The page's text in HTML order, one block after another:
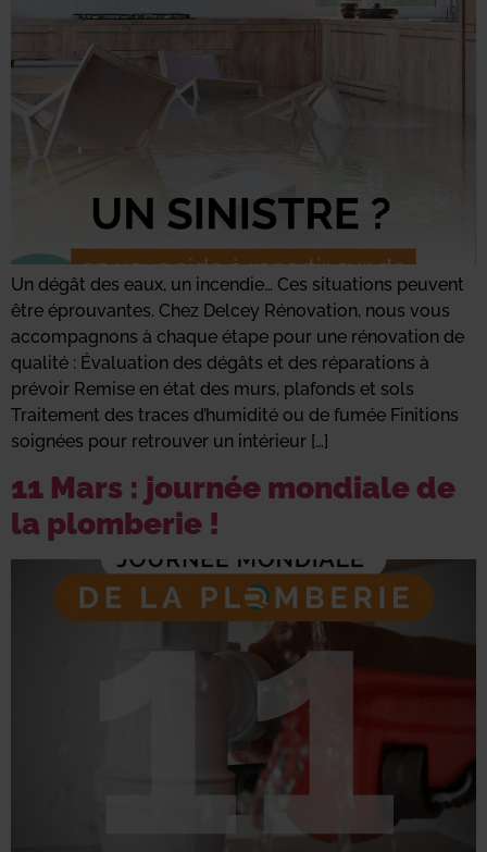
Un dégât des eaux, un incendie… Ces situations peuvent
être éprouvantes. Chez Delcey Rénovation, nous vous
accompagnons à chaque étape pour une rénovation de
qualité : Évaluation des dégâts et des réparations à
prévoir Remise en état des murs, plafonds et sols
Traitement des traces d’humidité ou de fumée Finitions
soignées pour retrouver un intérieur […]
11 Mars : journée mondiale de
la plomberie !